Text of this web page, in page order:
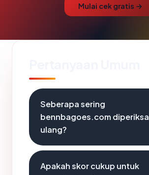
Mulai cek gratis →
Seberapa sering
bennbagoes.com diperiksa
ulang?
Apakah skor cukup untuk